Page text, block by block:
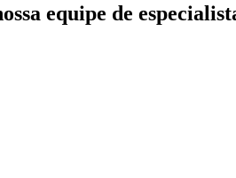
equipe de